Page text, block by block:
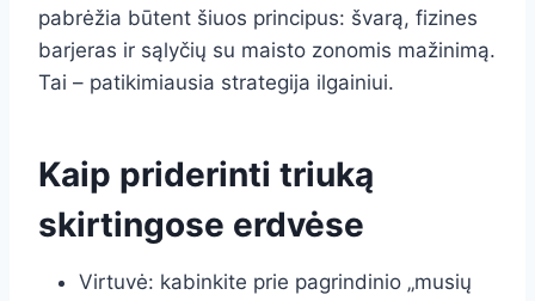
pabrėžia būtent šiuos principus: švarą, fizines
barjeras ir sąlyčių su maisto zonomis mažinimą.
Tai – patikimiausia strategija ilgainiui.
Kaip priderinti triuką
skirtingose erdvėse
Virtuvė: kabinkite prie pagrindinio „musių